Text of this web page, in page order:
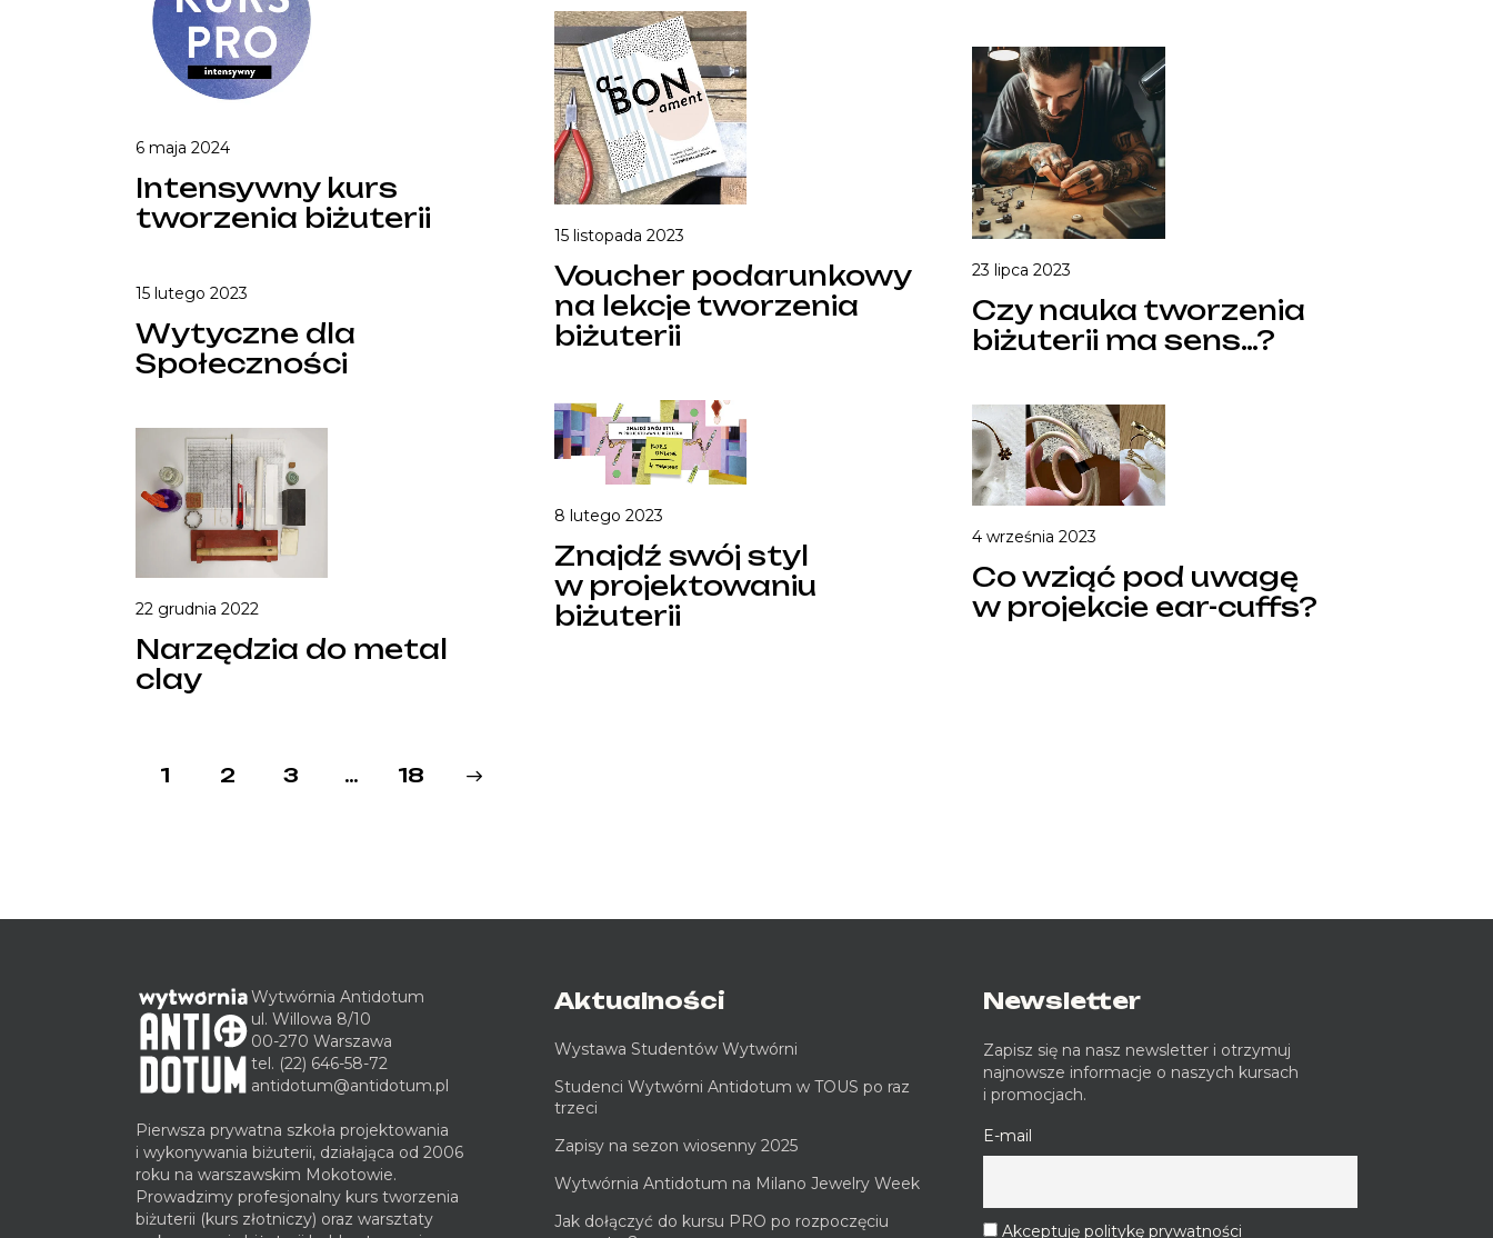
6 maja 2024
Intensywny kurs
tworzenia biżuterii
15 listopada 2023
Voucher podarunkowy
na lekcje tworzenia
biżuterii
23 lipca 2023
Czy nauka tworzenia
biżuterii ma sens…?
15 lutego 2023
Wytyczne dla
Społeczności
8 lutego 2023
Znajdź swój styl
w projektowaniu
biżuterii
4 września 2023
Co wziąć pod uwagę
w projekcie ear-cuffs?
22 grudnia 2022
Narzędzia do metal
clay
1 2 3 … 18
>
Wytwórnia Antidotum
ul. Willowa 8/10
00-270 Warszawa
tel. (22) 646-58-72
antidotum@antidotum.pl
Pierwsza prywatna szkoła projektowania
i wykonywania biżuterii, działająca od 2006
roku na warszawskim Mokotowie.
Prowadzimy profesjonalny kurs tworzenia
biżuterii (kurs złotniczy) oraz warsztaty
Aktualności
Wystawa Studentów Wytwórni
Studenci Wytwórni Antidotum w TOUS po raz
trzeci
Zapisy na sezon wiosenny 2025
Wytwórnia Antidotum na Milano Jewelry Week
Jak dołączyć do kursu PRO po rozpoczęciu
Newsletter
Zapisz się na nasz newsletter i otrzymuj
najnowsze informacje o naszych kursach
i promocjach.
E-mail
Akceptuję politykę prywatności